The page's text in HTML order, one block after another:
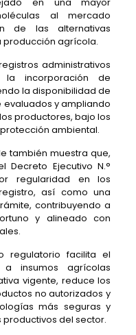
al mercado
de las alternativas
agrícola.
administrativos
incorporación de
la disponibilidad de
y ampliando
productores, bajo los
ambiental.
también muestra que,
Ejecutivo N.°
regularidad en los
así como una
contribuyendo a
y alineado con
regulatorio facilita el
insumos agrícolas
vigente, reduce los
no autorizados y
más seguras y
del sector.